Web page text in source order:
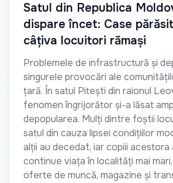
Satul din Republica
dispare încet: Case
câțiva locuitori rămași
Problemele de infrastructură și
singurele provocări ale
țară. În satul Pitești din raionul
fenomen îngrijorător și-a lăsat
depopularea. Mulți dintre foștii
satul din cauza lipsei condițiilor
alții au decedat, iar copiii acestora
continue viața în localități mai
oferte de muncă, magazine și